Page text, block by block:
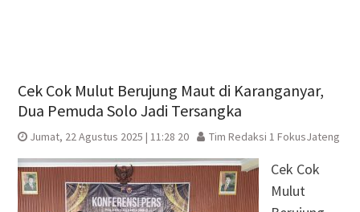
Cek Cok Mulut Berujung Maut di Karanganyar,
Dua Pemuda Solo Jadi Tersangka
Jumat, 22 Agustus 2025 | 11:28 20 Tim Redaksi 1 FokusJateng
Cek Cok
Mulut